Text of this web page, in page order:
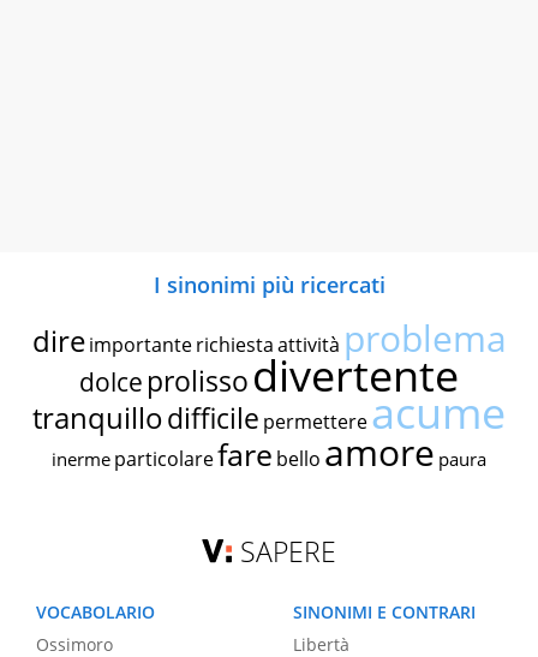
I sinonimi più ricercati
dire importante richiestaattività problema
dolce prolissodivertente
tranquillodifficile permettereacume
inerme particolarefare bello amore paura
SAPERE
VOCABOLARIO
Ossimoro
SINONIMI E CONTRARI
Libertà